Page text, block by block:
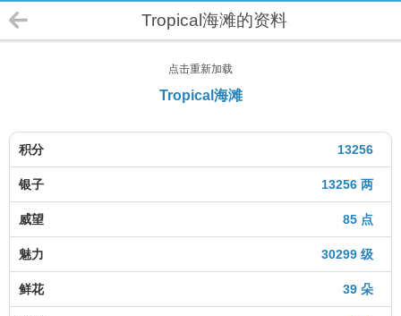
Tropical海滩的资料
点击重新加载
Tropical海滩
13256
积分
13256 两
银子
85 点
威望
30299 级
魅力
39 朵
鲜花